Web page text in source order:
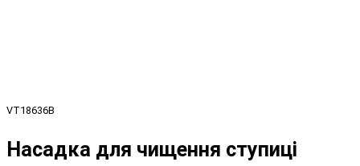
VT18636B
Насадка для чищення ступиці